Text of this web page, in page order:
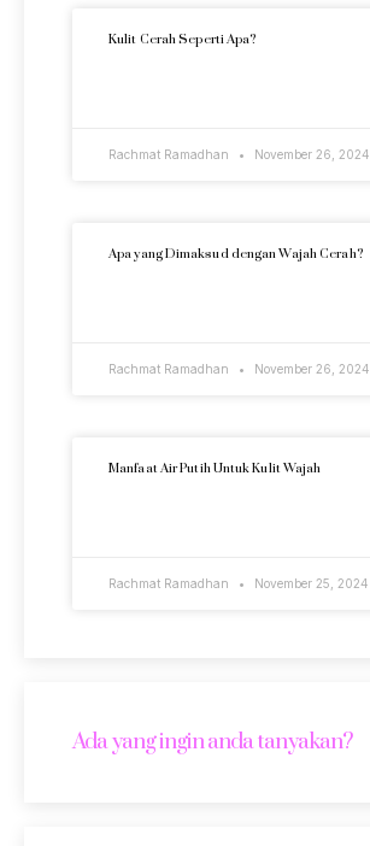
Kulit Cerah Seperti Apa?
Rachmat Ramadhan November 26, 2024
Apa yang Dimaksud dengan Wajah Cerah?
Rachmat Ramadhan November 26, 2024
Manfaat Air Putih Untuk Kulit Wajah
Rachmat Ramadhan November 25, 2024
Ada yang ingin anda tanyakan?